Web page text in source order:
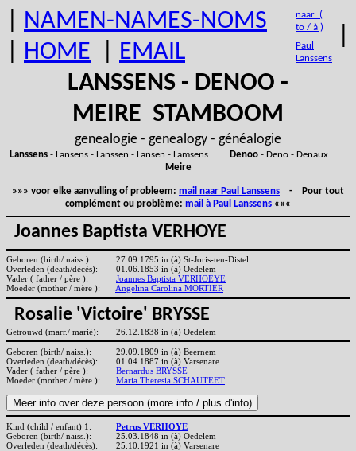
NAMEN-NAMES-NOMS
HOME EMAIL
naar (
to / à )
Paul
Lanssens
LANSSENS - DENOO -
MEIRE STAMBOOM
genealogie - genealogy - généalogie
Lanssens- Lansens - Lanssen - Lansen - Lamsens Denoo- Deno - Denaux
Meire
»»» voor elke aanvulling of probleem: mail naar Paul Lanssens - Pour tout
complément ou problème: mail à Paul Lanssens «««
Joannes Baptista VERHOYE
Geboren (birth/ naiss.):
27.09.1795 in (à) St-Joris-ten-Distel
Overleden (death/décès):
01.06.1853 in (à) Oedelem
Vader ( father / père ):
Joannes Baptista VERHOEYE
Moeder (mother / mère ):
Angelina Carolina MORTIER
Rosalie 'Victoire' BRYSSE
Getrouwd (marr./ marié): 26.12.1838 in (à) Oedelem
Geboren (birth/ naiss.):
29.09.1809 in (à) Beernem
Overleden (death/décès):
01.04.1887 in (à) Varsenare
Vader ( father / père ):
Bernardus BRYSSE
Moeder (mother / mère ):
Maria Theresia SCHAUTEET
Kind (child / enfant) 1:
Petrus VERHOYE
Geboren (birth/ naiss.):
25.03.1848 in (à) Oedelem
Overleden (death/décès):
25.10.1921 in (à) Varsenare